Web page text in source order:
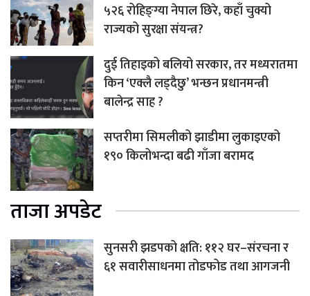
५२६ रोहिङ्ग्या नेपाल छिरे, कहाँ चुक्यो
राज्यको सुरक्षा संयन्त्र?
दुई तिहाइको बलियो सरकार, तर मध्यरातमा
किन ‘एक्लै लड्दैछु’ भन्छन प्रधानमन्त्री
बालेन्द्र साह ?
सप्तरीमा सिमलीको झाडीमा लुकाइएको
१९० किलोभन्दा बढी गाँजा बरामद
ताजा अपडेट
सुनसरी झडपको क्षति: ११२ घर–संरचना र
६१ सवारीसाधनमा तोडफोड तथा आगजनी